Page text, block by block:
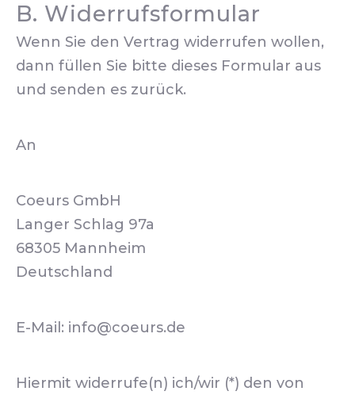
B. Widerrufsformular
Wenn Sie den Vertrag widerrufen wollen,
dann füllen Sie bitte dieses Formular aus
und senden es zurück.
An
Coeurs GmbH
Langer Schlag 97a
68305 Mannheim
Deutschland
E-Mail: info@coeurs.de
Hiermit widerrufe(n) ich/wir (*) den von